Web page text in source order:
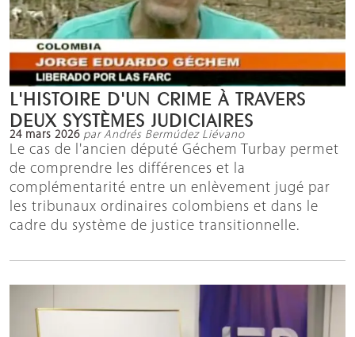
L'HISTOIRE D'UN CRIME À TRAVERS
DEUX SYSTÈMES JUDICIAIRES
24 mars 2026 par Andrés Bermúdez Liévano
Le cas de l'ancien député Géchem Turbay permet
de comprendre les différences et la
complémentarité entre un enlèvement jugé par
les tribunaux ordinaires colombiens et dans le
cadre du système de justice transitionnelle.